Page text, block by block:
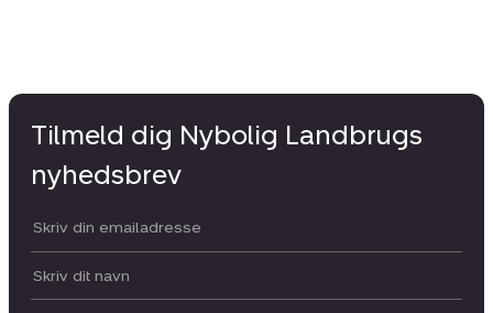
Tilmeld dig Nybolig Landbrugs
nyhedsbrev
Din email:
Dit navn: